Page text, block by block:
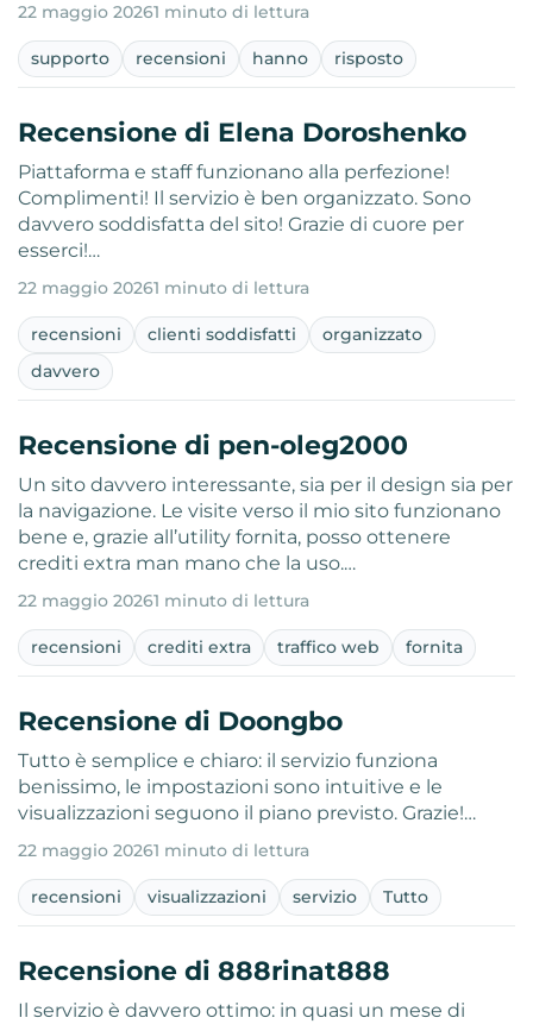
22 maggio 20261 minuto di lettura
supporto recensioni hanno risposto
Recensione di Elena Doroshenko
Piattaforma e staff funzionano alla perfezione!
Complimenti! Il servizio è ben organizzato. Sono
davvero soddisfatta del sito! Grazie di cuore per
esserci!…
22 maggio 20261 minuto di lettura
recensioni clienti soddisfatti
organizzato
davvero
Recensione di pen-oleg2000
Un sito davvero interessante, sia per il design sia per
la navigazione. Le visite verso il mio sito funzionano
bene e, grazie all’utility fornita, posso ottenere
crediti extra man mano che la uso.…
22 maggio 20261 minuto di lettura
recensioni crediti extra traffico web fornita
Recensione di Doongbo
Tutto è semplice e chiaro: il servizio funziona
benissimo, le impostazioni sono intuitive e le
visualizzazioni seguono il piano previsto. Grazie!…
22 maggio 20261 minuto di lettura
recensioni visualizzazioni servizio Tutto
Recensione di 888rinat888
Il servizio è davvero ottimo: in quasi un mese di